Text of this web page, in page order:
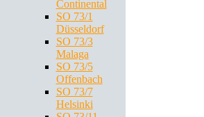
Continental
SO 73/1
Düsseldorf
SO 73/3
Malaga
SO 73/5
Offenbach
SO 73/7
Helsinki